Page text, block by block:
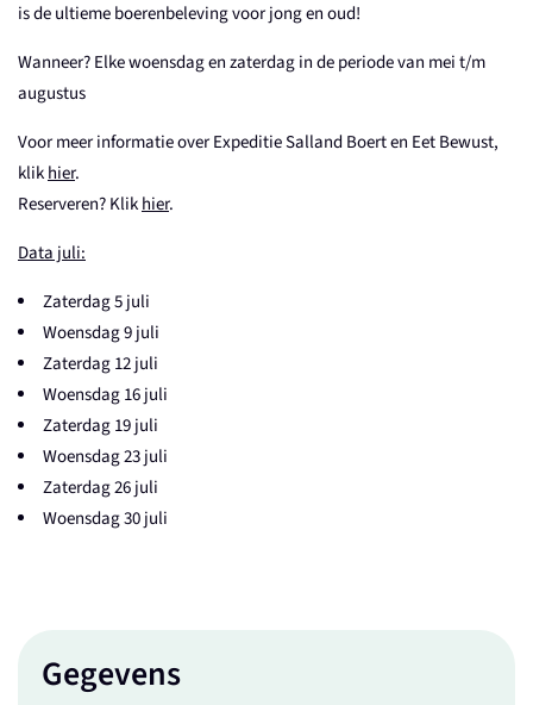
is de ultieme boerenbeleving voor jong en oud!
Wanneer? Elke woensdag en zaterdag in de periode van mei t/m
augustus
Voor meer informatie over Expeditie Salland Boert en Eet Bewust,
klikhier.
Reserveren? Klikhier.
Data juli:
Zaterdag 5 juli
Woensdag 9 juli
Zaterdag 12 juli
Woensdag 16 juli
Zaterdag 19 juli
Woensdag 23 juli
Zaterdag 26 juli
Woensdag 30 juli
Gegevens